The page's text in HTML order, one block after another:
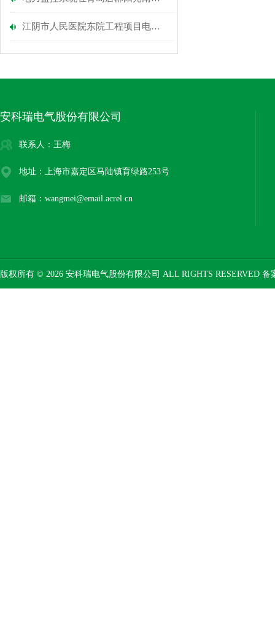
江阴市人民医院东院工程项目电气火灾监控系统的设计与应用
安科瑞电气股份有限公司
联系人：王梅
地址：上海市嘉定区马陆镇育绿路253号
邮箱：wangmei@email.acrel.cn
版权所有 © 2026 安科瑞电气股份有限公司 ALL RIGHTS RESERVED 备